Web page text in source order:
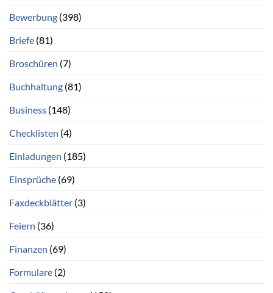
Bewerbung (398)
Briefe (81)
Broschüren (7)
Buchhaltung (81)
Business (148)
Checklisten (4)
Einladungen (185)
Einsprüche (69)
Faxdeckblätter (3)
Feiern (36)
Finanzen (69)
Formulare (2)